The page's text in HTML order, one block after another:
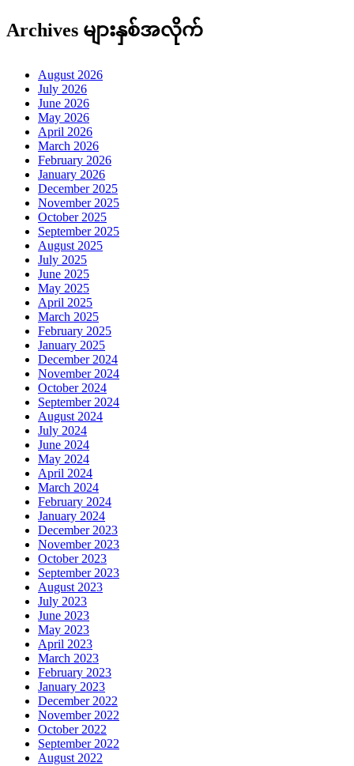
Archives များနှစ်အလိုက်
August 2026
July 2026
June 2026
May 2026
April 2026
March 2026
February 2026
January 2026
December 2025
November 2025
October 2025
September 2025
August 2025
July 2025
June 2025
May 2025
April 2025
March 2025
February 2025
January 2025
December 2024
November 2024
October 2024
September 2024
August 2024
July 2024
June 2024
May 2024
April 2024
March 2024
February 2024
January 2024
December 2023
November 2023
October 2023
September 2023
August 2023
July 2023
June 2023
May 2023
April 2023
March 2023
February 2023
January 2023
December 2022
November 2022
October 2022
September 2022
August 2022